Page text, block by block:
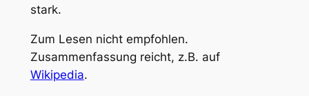
stark.
Zum Lesen nicht empfohlen.
Zusammenfassung reicht, z.B. auf
Wikipedia.